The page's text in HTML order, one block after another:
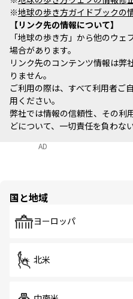
※地球の歩き方ガイドブックの
リンク先の情報について
「地球の歩き方」から他のウ
場合があります。
リンク先のコンテンツ情報は弊
りません。
ご利用の際は、すべて利用者ご
用ください。
弊社では情報の信頼性、その利
どについて、一切責任を負わな
AD
国と地域
ヨーロッパ
北米